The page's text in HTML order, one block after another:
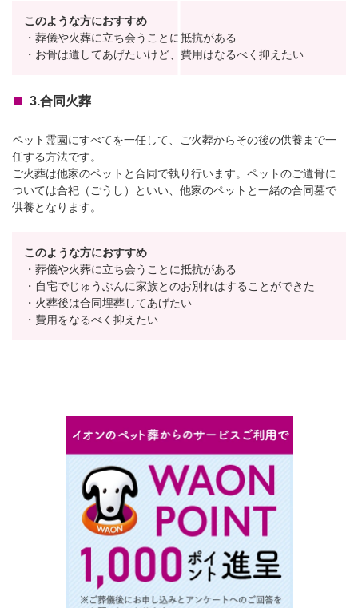
このような方におすすめ
・葬儀や火葬に立ち会うことに抵抗がある
・お骨は遺してあげたいけど、費用はなるべく抑えたい
3.合同火葬
ペット霊園にすべてを一任して、ご火葬からその後の供養まで一
任する方法です。
ご火葬は他家のペットと合同で執り行います。ペットのご遺骨に
ついては合祀（ごうし）といい、他家のペットと一緒の合同墓で
供養となります。
このような方におすすめ
・葬儀や火葬に立ち会うことに抵抗がある
・自宅でじゅうぶんに家族とのお別れはすることができた
・火葬後は合同埋葬してあげたい
・費用をなるべく抑えたい